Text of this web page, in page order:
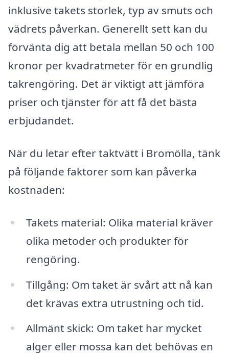
inklusive takets storlek, typ av smuts och
vädrets påverkan. Generellt sett kan du
förvänta dig att betala mellan 50 och 100
kronor per kvadratmeter för en grundlig
takrengöring. Det är viktigt att jämföra
priser och tjänster för att få det bästa
erbjudandet.
När du letar efter taktvätt i Bromölla, tänk
på följande faktorer som kan påverka
kostnaden:
Takets material: Olika material kräver
olika metoder och produkter för
rengöring.
Tillgång: Om taket är svårt att nå kan
det krävas extra utrustning och tid.
Allmänt skick: Om taket har mycket
alger eller mossa kan det behövas en